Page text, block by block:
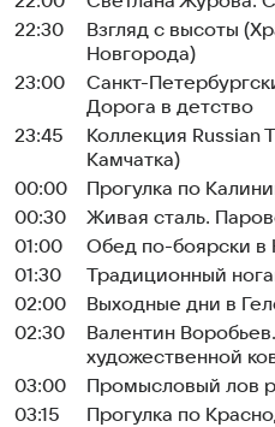
22:30
Взгляд с высоты
Новгорода)
23:00
Санкт-
Дорога в детство
23:45
Коллекция Russian
Камчатка)
00:00
Прогулка по
00:30
Живая сталь.
01:00
Обед по-боярски в
01:30
Традиционный
02:00
Выходные дни в
02:30
Валентин
художественной
03:00
Промысловый лов
03:15
Прогулка по